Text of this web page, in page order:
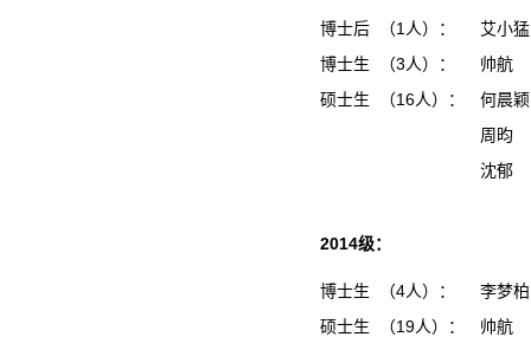
博士后 （1人）：
艾小
博士生 （3人）：
帅航
硕士生 （16人）：
何晨
周昀
沈郁
2014级：
博士生 （4人）：
李梦
硕士生 （19人）：
帅航